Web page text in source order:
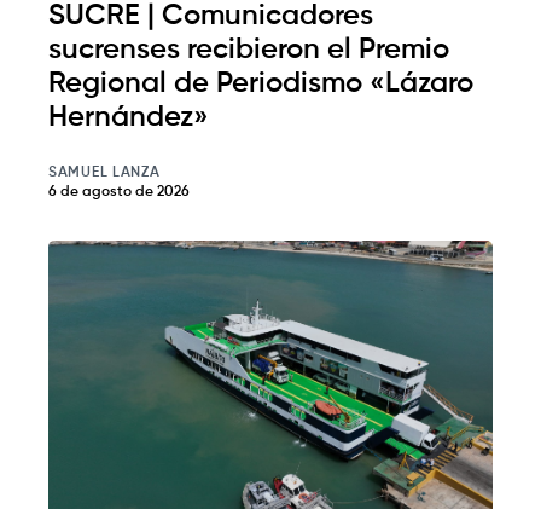
SUCRE | Comunicadores
sucrenses recibieron el Premio
Regional de Periodismo «Lázaro
Hernández»
SAMUEL LANZA
6 de agosto de 2026